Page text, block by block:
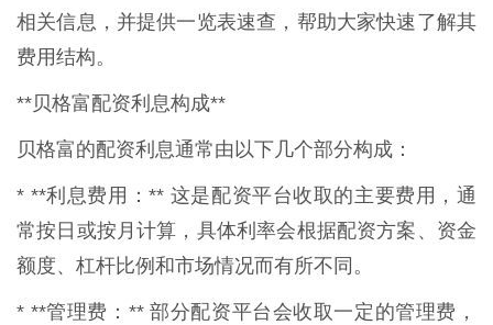
相关信息，并提供一览表速查，帮助大家快速了解其
费用结构。
**贝格富配资利息构成**
贝格富的配资利息通常由以下几个部分构成：
* **利息费用：** 这是配资平台收取的主要费用，通
常按日或按月计算，具体利率会根据配资方案、资金
额度、杠杆比例和市场情况而有所不同。
* **管理费：** 部分配资平台会收取一定的管理费，